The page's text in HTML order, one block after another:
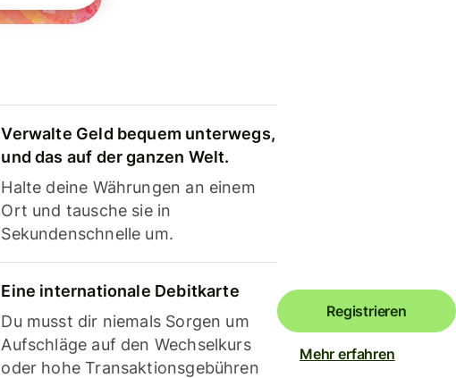
Verwalte Geld bequem unterwegs,
und das auf der ganzen Welt.
Halte deine Währungen an einem
Ort und tausche sie in
Sekundenschnelle um.
Eine internationale Debitkarte
Du musst dir niemals Sorgen um
Aufschläge auf den Wechselkurs
oder hohe Transaktionsgebühren
Registrieren
Mehr erfahren